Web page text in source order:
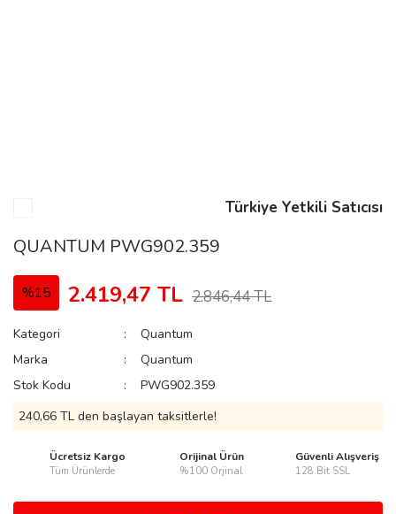
Türkiye Yetkili Satıcısı
QUANTUM PWG902.359
%15 2.419,47 TL 2.846,44 TL
Kategori
Quantum
Marka
Quantum
Stok Kodu
PWG902.359
240,66 TL den başlayan taksitlerle!
Ücretsiz Kargo
Tüm Ürünlerde
Orijinal Ürün
%100 Orjinal
Güvenli Alışveriş
128 Bit SSL